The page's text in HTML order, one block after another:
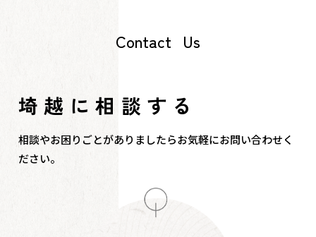
Contact Us
埼越に相談する
相談やお困りごとがありましたらお気軽にお問い合わせく
ださい。